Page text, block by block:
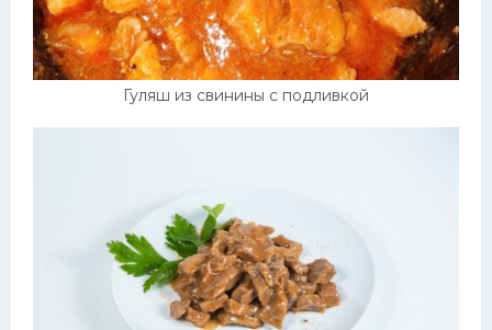
Гуляш из свинины с подливкой